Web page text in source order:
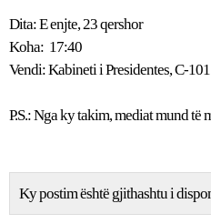
Dita: E enjte, 23 qershor
Koha: 17:40
Vendi: Kabineti i Presidentes, C-101
P.S.: Nga ky takim, mediat mund të
Ky postim është gjithashtu i